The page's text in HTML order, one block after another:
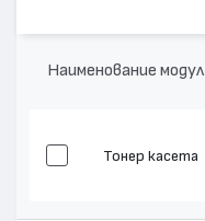
Наименование модул
Тонер касета